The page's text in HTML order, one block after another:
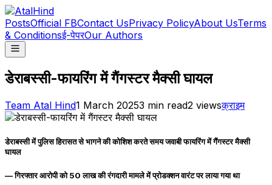
PostsOfficial FBContact UsPrivacy PolicyAbout UsTerms
& Conditionsई-पेपरOur Authors
डेराबस्सी-फायरिंग में गैंगस्टर मैक्सी घायल
Team Atal Hind1 March 20253 min read2 viewsक्राइम
डेराबस्सी में पुलिस हिरासत से भागने की कोशिश करते समय जवाबी फायरिंग में गैंगस्टर मैक्सी
घायल
— गिरफ्तार आरोपी को 50 लाख की रंगदारी मामले में प्रोडक्शन वारंट पर लाया गया था